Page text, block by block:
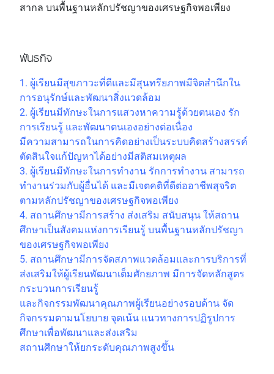
สากล บนพื้นฐานหลักปรัชญาของเศรษฐกิจพอเพียง
พันธกิจ
1. ผู้เรียนมีสุขภาวะที่ดีและมีสุนทรียภาพมีจิตสำนึกใน
การอนุรักษ์และพัฒนาสิ่งแวดล้อม
2. ผู้เรียนมีทักษะในการแสวงหาความรู้ด้วยตนเอง รัก
การเรียนรู้ และพัฒนาตนเองอย่างต่อเนื่อง
มีความสามารถในการคิดอย่างเป็นระบบคิดสร้างสรรค์
ตัดสินใจแก้ปัญหาได้อย่างมีสติสมเหตุผล
3. ผู้เรียนมีทักษะในการทำงาน รักการทำงาน สามารถ
ทำงานร่วมกับผู้อื่นได้ และมีเจตคติที่ดีต่ออาชีพสุจริต
ตามหลักปรัชญาของเศรษฐกิจพอเพียง
4. สถานศึกษามีการสร้าง ส่งเสริม สนับสนุน ให้สถาน
ศึกษาเป็นสังคมแห่งการเรียนรู้ บนพื้นฐานหลักปรัชญา
ของเศรษฐกิจพอเพียง
5. สถานศึกษามีการจัดสภาพแวดล้อมและการบริการที่
ส่งเสริมให้ผู้เรียนพัฒนาเต็มศักยภาพ มีการจัดหลักสูตร
กระบวนการเรียนรู้
และกิจกรรมพัฒนาคุณภาพผู้เรียนอย่างรอบด้าน จัด
กิจกรรมตามนโยบาย จุดเน้น แนวทางการปฏิรูปการ
ศึกษาเพื่อพัฒนาและส่งเสริม
สถานศึกษาให้ยกระดับคุณภาพสูงขึ้น